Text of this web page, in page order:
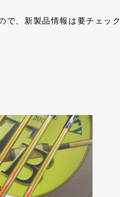
で、新製品情報は要チェック